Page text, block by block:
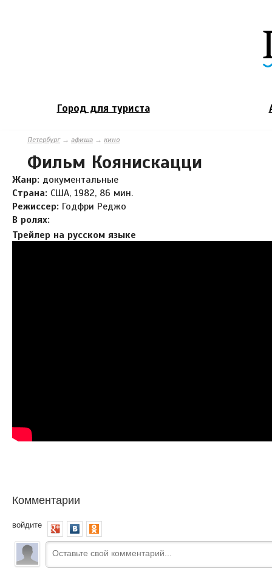
Город для туриста
Петербург→ афиша → кино
Фильм Коянискацци
Жанр: документальные
Страна: США, 1982, 86 мин.
Режиссер: Годфри Реджо
В ролях:
Трейлер на русском языке
Комментарии
войдите